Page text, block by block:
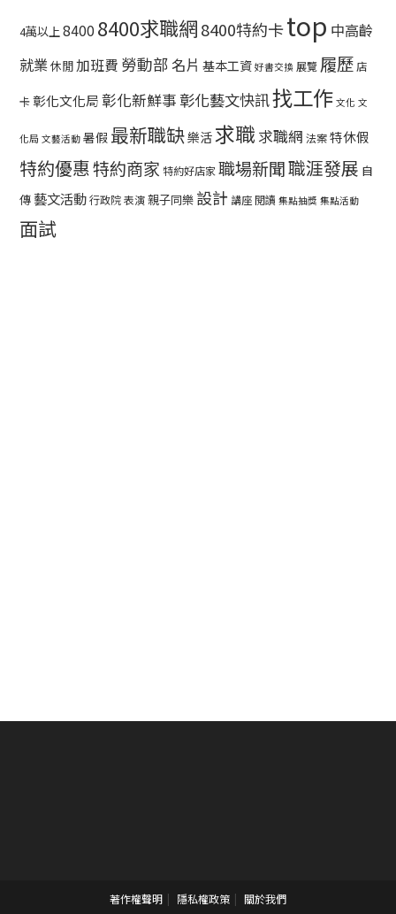
4萬以上8400 8400求職網8400特約卡top 中高齡
就業休閒加班費 勞動部 名片 基本工資 好書交換 展覽 履歷店
卡彰化文化局 彰化新鮮事 彰化藝文快訊找工作 文化 文
化局 文藝活動 暑假 最新職缺樂活求職 求職網 法案特休假
特約優惠特約商家 特約好店家職場新聞職涯發展 自
傳 藝文活動行政院表演親子同樂 設計 講座閱讀 集點抽獎 集點活動
面試
著作權聲明 隱私權政策 關於我們